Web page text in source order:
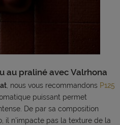
au praliné avec Valrhona
, nous vous recommandons P125
puissant permet
De par sa composition
il n'impacte pas la texture de la